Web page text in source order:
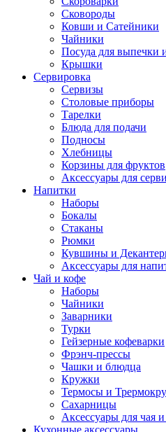
Сковороды
Ковши и Сатейники
Чайники
Посуда для выпечки
Крышки
Сервировка
Сервизы
Столовые приборы
Тарелки
Блюда для подачи
Подносы
Хлебницы
Корзины для фруктов
Аксессуары для
Напитки
Наборы
Бокалы
Стаканы
Рюмки
Кувшины и
Аксессуары для
Чай и кофе
Наборы
Чайники
Заварники
Турки
Гейзерные кофеварки
Фрэнч-прессы
Чашки и блюдца
Кружки
Термосы и
Сахарницы
Аксессуары для чая